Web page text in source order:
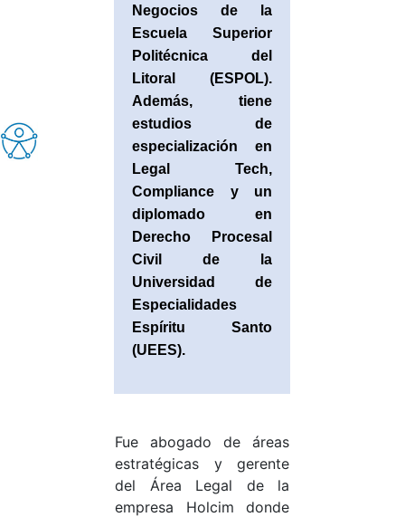
Negocios de la
Escuela Superior
Politécnica del
Litoral (ESPOL).
Además, tiene
estudios de
especialización en
Legal Tech,
Compliance y un
diplomado en
Derecho Procesal
Civil de la
Universidad de
Especialidades
Espíritu Santo
(UEES).
Fue abogado de áreas
estratégicas y gerente
del Área Legal de la
empresa Holcim donde